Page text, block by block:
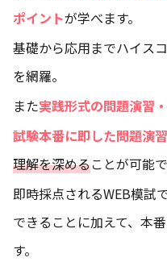
ポイントが学べます。
基礎から応用までハイス
を網羅。
また実践形式の問題演習
試験本番に即した問題演
理解を深めることが可能で
即時採点されるWEB模試
できることに加えて、本
す。